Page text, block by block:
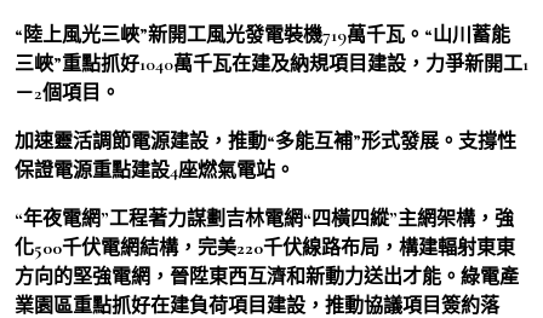
“陸上風光三峽”新開工風光發電裝機719萬千瓦。“山川蓄能
三峽”重點抓好1040萬千瓦在建及納規項目建設，力爭新開工1
－2個項目。
加速靈活調節電源建設，推動“多能互補”形式發展。支撐性
保證電源重點建設4座燃氣電站。
“年夜電網”工程著力謀劃吉林電網“四橫四縱”主網架構，強
化500千伏電網結構，完美220千伏線路布局，構建輻射東東
方向的堅強電網，晉陞東西互濟和新動力送出才能。綠電產
業園區重點抓好在建負荷項目建設，推動協議項目簽約落